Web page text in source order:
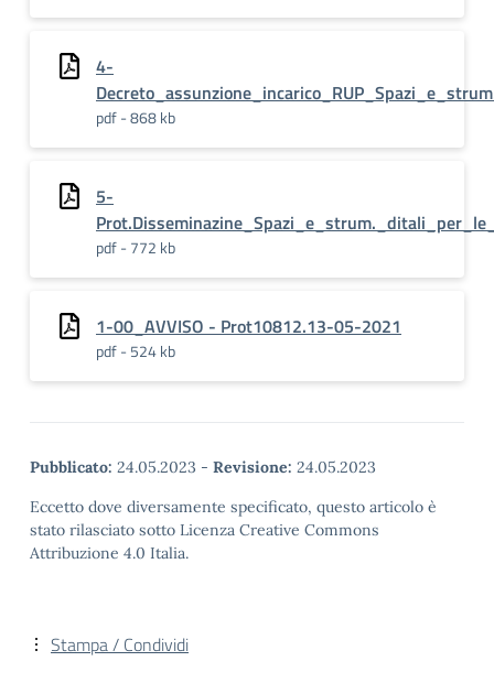
4-
pdf - 868 kb
5-
pdf - 772 kb
1-00_AVVISO - Prot10812.13-05-2021
pdf - 524 kb
Pubblicato: 24.05.2023 - Revisione: 24.05.2023
Eccetto dove diversamente specificato, questo articolo è
stato rilasciato sotto Licenza Creative Commons
Attribuzione 4.0 Italia.
Stampa / Condividi